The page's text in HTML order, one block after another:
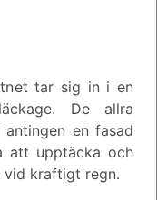
tar sig in i en
De allra
en fasad
att upptäcka och
kraftigt regn.